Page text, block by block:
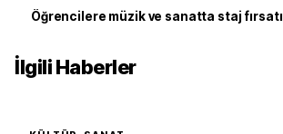
Öğrencilere müzik ve sanatta staj fırsatı
İlgili Haberler